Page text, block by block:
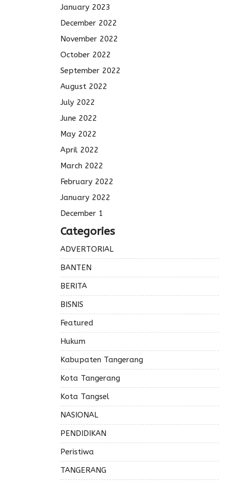
January 2023
December 2022
November 2022
October 2022
September 2022
August 2022
July 2022
June 2022
May 2022
April 2022
March 2022
February 2022
January 2022
December 1
Categories
ADVERTORIAL
BANTEN
BERITA
BISNIS
Featured
Hukum
Kabupaten Tangerang
Kota Tangerang
Kota Tangsel
NASIONAL
PENDIDIKAN
Peristiwa
TANGERANG